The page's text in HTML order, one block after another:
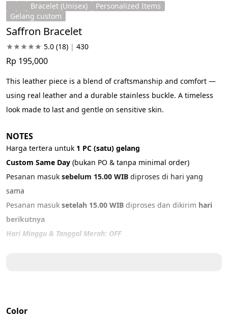
Bracelet (Unisex)
Personalized Items
Gelang custom
Saffron Bracelet
5.0 (18) | 430
Rp 195,000
This leather piece is a blend of craftsmanship and comfort —
using real leather and a durable stainless buckle. A timeless
look made to last and gentle on sensitive skin.
NOTES
Harga tertera untuk 1 PC (satu) gelang
Custom Same Day (bukan PO & tanpa minimal order)
Pesanan masuk sebelum 15.00 WIB diproses di hari yang
sama
Pesanan masuk setelah 15.00 WIB diproses dan dikirim hari
berikutnya
Hari Minggu & Tanggal Merah: OFF
15 cm - XXS
Color